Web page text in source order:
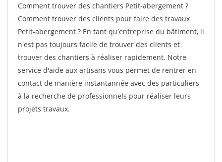
Comment trouver des chantiers Petit-abergement ?
Comment trouver des clients pour faire des travaux
Petit-abergement ? En tant qu'entreprise du bâtiment, il
n'est pas toujours facile de trouver des clients et
trouver des chantiers à réaliser rapidement. Notre
service d'aide aux artisans vous permet de rentrer en
contact de manière instantannée avec des particuliers
à la recherche de professionnels pour réaliser leurs
projets travaux.